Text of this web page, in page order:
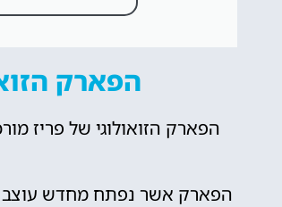
הפארק
הפארק הזואולוגי של פריז
הפארק אשר נפתח מחדש עוצב